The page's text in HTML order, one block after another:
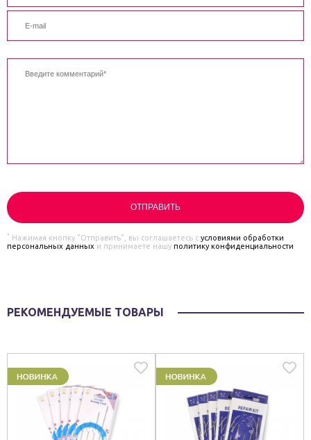
* Нажимая кнопку "Отправить", вы соглашаетесь с условиями обработки
персональных данных и принимаете нашу политику конфиденциальности
РЕКОМЕНДУЕМЫЕ ТОВАРЫ